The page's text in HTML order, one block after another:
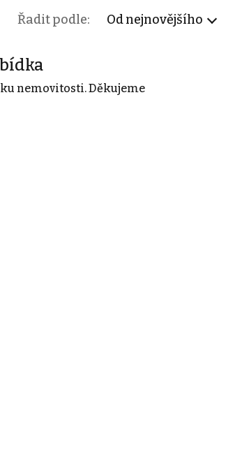
Řadit podle: Od nejnovějšího
nemovitosti. Děkujeme